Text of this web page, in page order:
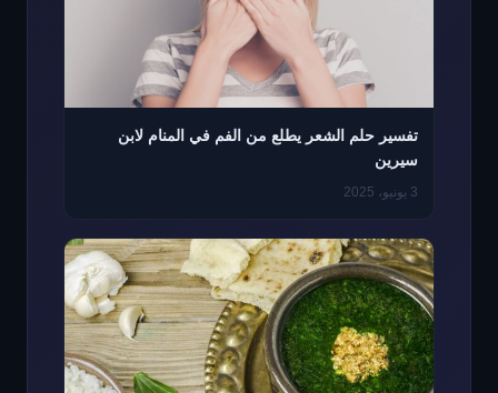
تفسير حلم الشعر يطلع من الفم في المنام لابن
سيرين
3 يونيو، 2025